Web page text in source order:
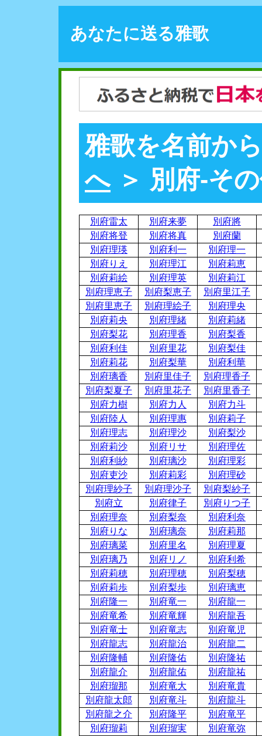
あなたに送る雅歌
雅歌を名前か
へ＞ 別府-そ
別府雷太 別府来夢
別府將
別府将登
別府将真
別府蘭
別府理瑛
別府利一
別府理一
別府りえ
別府理江
別府莉恵
別府莉絵
別府理英
別府莉江
別府理恵子
別府梨恵子
別府里江子
別府里恵子
別府理絵子
別府理央
別府莉央
別府理緒
別府莉緒
別府梨花
別府理香
別府梨香
別府利佳
別府里花
別府梨佳
別府莉花
別府梨華
別府利華
別府璃香
別府里佳子
別府理香子
別府梨夏子
別府里花子
別府里香子
別府力樹
別府力人
別府力斗
別府陸人
別府理惠
別府莉子
別府理志
別府理沙
別府梨沙
別府莉沙
別府リサ
別府理佐
別府利紗
別府璃沙
別府理彩
別府吏沙
別府莉彩
別府理砂
別府理紗子
別府理沙子
別府梨紗子
別府立
別府律子
別府りつ子
別府理奈
別府梨奈
別府利奈
別府りな
別府璃奈
別府莉那
別府璃菜
別府里名
別府理夏
別府璃乃
別府リノ
別府利希
別府莉穂
別府理穂
別府梨穂
別府莉歩
別府梨歩
別府璃恵
別府隆一
別府竜一
別府龍一
別府竜希
別府竜輝
別府龍吾
別府竜士
別府竜志
別府竜児
別府龍志
別府龍治
別府龍二
別府隆輔
別府隆佑
別府隆祐
別府龍介
別府龍佑
別府龍祐
別府瑠那
別府竜大
別府竜貴
別府龍太郎
別府竜斗
別府龍斗
別府龍之介
別府隆平
別府竜平
別府瑠莉
別府瑠実
別府竜弥